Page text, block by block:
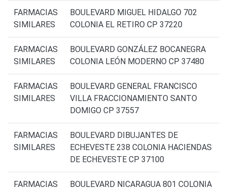
FARMACIAS
SIMILARES
BOULEVARD MIGUEL HIDALGO 702
COLONIA EL RETIRO CP 37220
FARMACIAS
SIMILARES
BOULEVARD GONZÁLEZ BOCANEGRA
COLONIA LEÓN MODERNO CP 37480
FARMACIAS
SIMILARES
BOULEVARD GENERAL FRANCISCO
VILLA FRACCIONAMIENTO SANTO
DOMIGO CP 37557
FARMACIAS
SIMILARES
BOULEVARD DIBUJANTES DE
ECHEVESTE 238 COLONIA HACIENDAS
DE ECHEVESTE CP 37100
FARMACIAS
BOULEVARD NICARAGUA 801 COLONIA